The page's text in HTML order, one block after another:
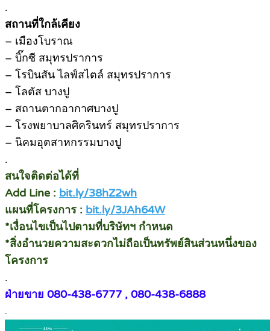
.
สถานที่ใกล้เคียง
– เมืองโบราณ
– บิ๊กซี สมุทรปราการ
– โรบินสัน ไลฟ์สไตล์ สมุทรปราการ
– โลตัส บางปู
– สถานตากอากาศบางปู
– โรงพยาบาลศิครินทร์ สมุทรปราการ
– นิคมอุตสาหกรรมบางปู
.
สนใจติดต่อได้ที่
Add Line : bit.ly/38hZ2wh
แผนที่โครงการ : bit.ly/3JAh64W
*เงื่อนไขเป็นไปตามที่บริษัทฯ กำหนด
*สิ่งอำนวยความสะดวกไม่ถือเป็นทรัพย์สินส่วนหนึ่งของ
โครงการ
.
ฝ่ายขาย 080-438-6777 , 080-438-6888
.